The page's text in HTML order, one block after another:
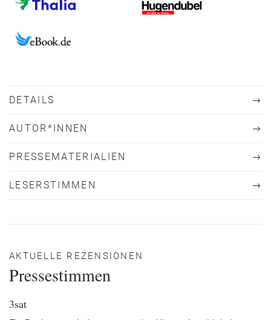
DETAILS
AUTOR*INNEN
PRESSEMATERIALIEN
LESERSTIMMEN
AKTUELLE REZENSIONEN
Pressestimmen
3sat